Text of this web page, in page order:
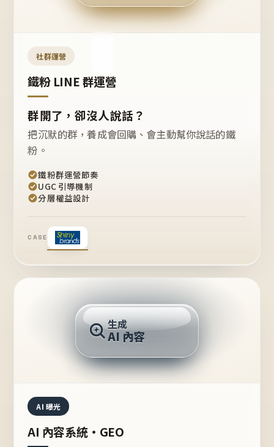
開團
嗎？
社群運營
鐵粉 LINE 群運營
群開了，卻沒人說話？
把沉默的群，養成會回購、會主動幫你說話的鐵
粉。
鐵粉群運營節奏
UGC 引導機制
分層權益設計
CASE
推薦的台灣品牌？
生成
AI 內容
AI 曝光
AI 內容系統・GEO